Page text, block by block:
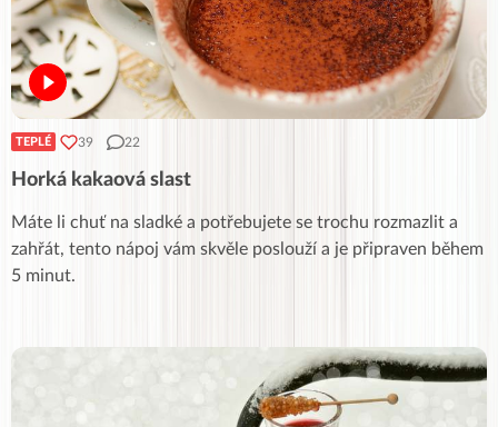
TEPLÉ 39 22
Horká kakaová slast
Máte li chuť na sladké a potřebujete se trochu rozmazlit a
zahřát, tento nápoj vám skvěle poslouží a je připraven během
5 minut.